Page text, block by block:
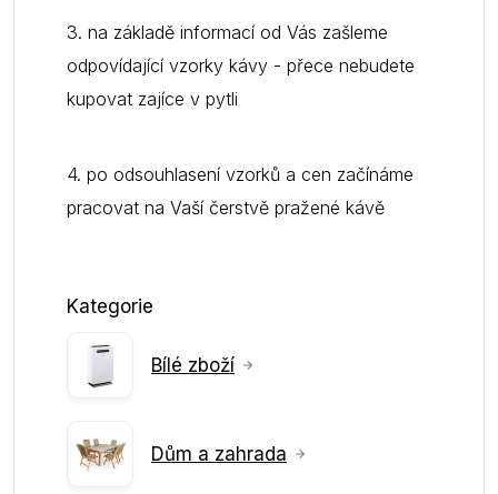
3. na základě informací od Vás zašleme
odpovídající vzorky kávy - přece nebudete
kupovat zajíce v pytli
4. po odsouhlasení vzorků a cen začínáme
pracovat na Vaší čerstvě pražené kávě
Kategorie
Bílé zboží
Dům a zahrada